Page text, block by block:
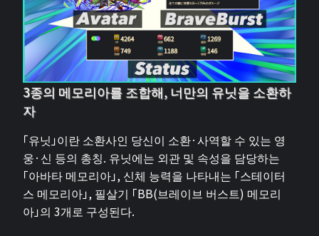
3종의 메모리아를 조합해, 너만의 유닛을 소환하
자
「유닛」이란 소환사인 당신이 소환·사역할 수 있는 영
웅·신 등의 총칭. 유닛에는 외관 및 속성을 담당하는
「아바타 메모리아」, 신체 능력을 나타내는 「스테이터
스 메모리아」, 필살기 「BB(브레이브 버스트) 메모리
아」의 3개로 구성된다.